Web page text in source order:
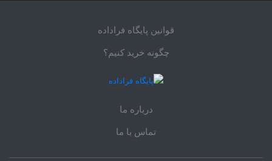
قوانین پایگاه فراداده
چگونه خرید کنیم؟
درباره ما
تماس با ما